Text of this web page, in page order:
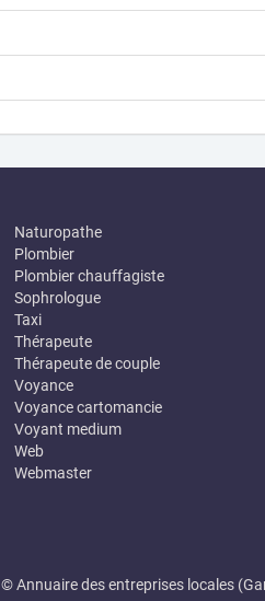
Naturopathe
Plombier
Plombier chauffagiste
Sophrologue
Taxi
Thérapeute
Thérapeute de couple
Voyance
Voyance cartomancie
Voyant medium
Web
Webmaster
© Annuaire des entreprises locales